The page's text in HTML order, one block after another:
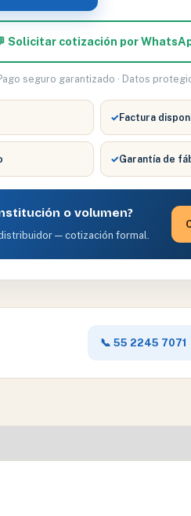
Solicitar cotización por
seguro garantizado · Datos
✓Factura
✓Garantía de
o volumen?
— cotización formal.
📞 55 2245 7071